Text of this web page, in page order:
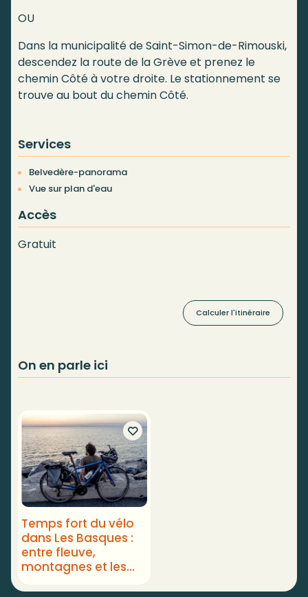
OU
Dans la municipalité de Saint-Simon-de-Rimouski,
descendez la route de la Grève et prenez le
chemin Côté à votre droite. Le stationnement se
trouve au bout du chemin Côté.
Services
Belvedère-panorama
Vue sur plan d'eau
Accès
Gratuit
Calculer l'itinéraire
On en parle ici
Temps fort du vélo
dans Les Basques :
entre fleuve,
montagnes et les